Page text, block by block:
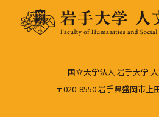
国立大学法人 岩手大学
〒020-8550 岩手県盛岡市上